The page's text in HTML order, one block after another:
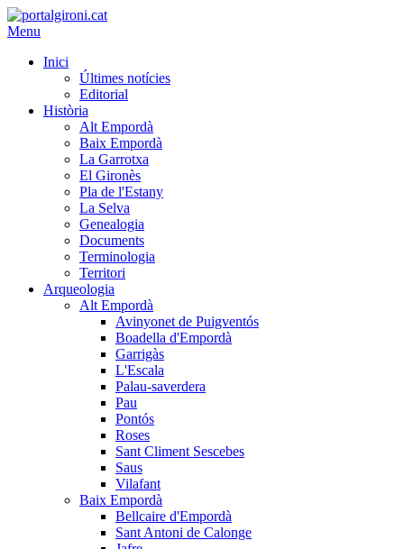
Menu
Inici
Últimes notícies
Editorial
Història
Alt Empordà
Baix Empordà
La Garrotxa
El Gironès
Pla de l'Estany
La Selva
Genealogia
Documents
Terminologia
Territori
Arqueologia
Alt Empordà
Avinyonet de Puigventós
Boadella d'Empordà
Garrigàs
L'Escala
Palau-saverdera
Pau
Pontós
Roses
Sant Climent Sescebes
Saus
Vilafant
Baix Empordà
Bellcaire d'Empordà
Sant Antoni de Calonge